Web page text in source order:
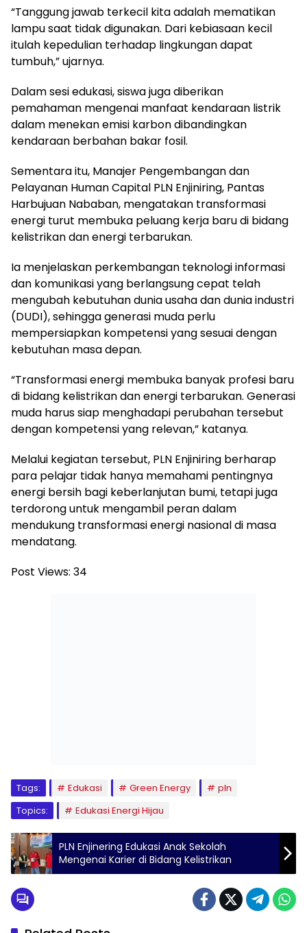
“Tanggung jawab terkecil kita adalah mematikan
lampu saat tidak digunakan. Dari kebiasaan kecil
itulah kepedulian terhadap lingkungan dapat
tumbuh,” ujarnya.
Dalam sesi edukasi, siswa juga diberikan
pemahaman mengenai manfaat kendaraan listrik
dalam menekan emisi karbon dibandingkan
kendaraan berbahan bakar fosil.
Sementara itu, Manajer Pengembangan dan
Pelayanan Human Capital PLN Enjiniring, Pantas
Harbujuan Nababan, mengatakan transformasi
energi turut membuka peluang kerja baru di bidang
kelistrikan dan energi terbarukan.
Ia menjelaskan perkembangan teknologi informasi
dan komunikasi yang berlangsung cepat telah
mengubah kebutuhan dunia usaha dan dunia industri
(DUDI), sehingga generasi muda perlu
mempersiapkan kompetensi yang sesuai dengan
kebutuhan masa depan.
“Transformasi energi membuka banyak profesi baru
di bidang kelistrikan dan energi terbarukan. Generasi
muda harus siap menghadapi perubahan tersebut
dengan kompetensi yang relevan,” katanya.
Melalui kegiatan tersebut, PLN Enjiniring berharap
para pelajar tidak hanya memahami pentingnya
energi bersih bagi keberlanjutan bumi, tetapi juga
terdorong untuk mengambil peran dalam
mendukung transformasi energi nasional di masa
mendatang.
Post Views: 34
Tags: Edukasi Green Energy
pln
Topics:
Edukasi Energi Hijau
PLN Enjinering Edukasi Anak Sekolah
Mengenai Karier di Bidang Kelistrikan